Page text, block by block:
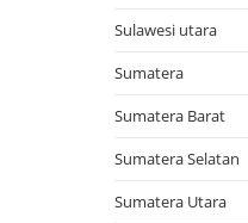
Sulawesi utara
Sumatera
Sumatera Barat
Sumatera Selatan
Sumatera Utara